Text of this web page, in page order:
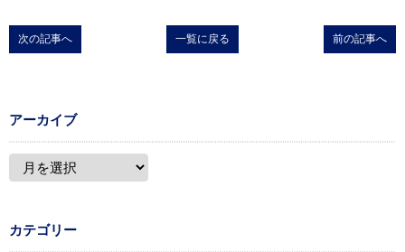
次の記事へ 一覧に戻る 前の記事へ
アーカイブ
カテゴリー